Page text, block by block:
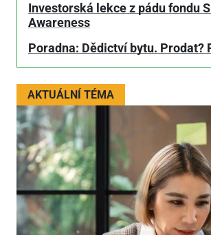
Investorská lekce z pádu fondu
Awareness
Poradna: Dědictví bytu. Prodat?
AKTUÁLNÍ TÉMA